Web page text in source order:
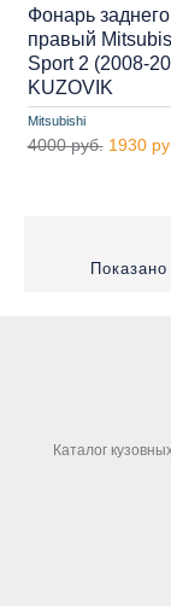
Mitsubishi
Фонарь
правый
Sport 2 (2008-
KUZOVIK
4000 руб. 1930
Каталог